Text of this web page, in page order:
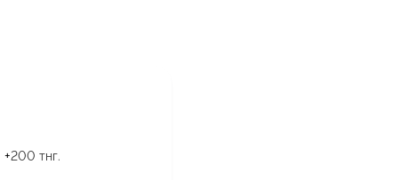
+200 тнг.